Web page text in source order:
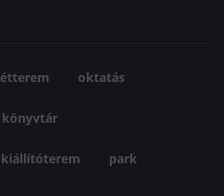
étterem oktatás
könyvtár
kiállítóterem park